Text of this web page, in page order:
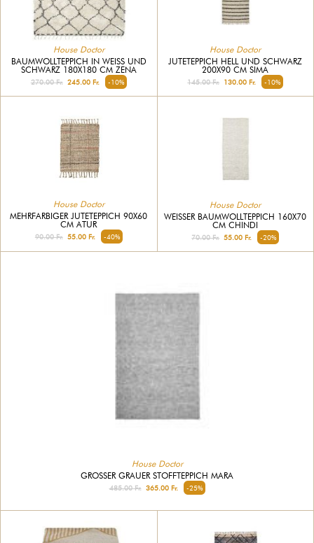
House Doctor
BAUMWOLLTEPPICH IN WEISS UND S
CHWARZ 180X180 CM ZENA
270.00 Fr.245.00 Fr. -10%
House Doctor
JUTETEPPICH HELL UND SCHWARZ
200X90 CM SIMA
145.00 Fr. 130.00 Fr. -10%
House Doctor
MEHRFARBIGER JUTETEPPICH 90X60
CM ATUR
90.00 Fr.55.00 Fr. -40%
House Doctor
WEISSER BAUMWOLLTEPPICH 160X70 C
M CHINDI
70.00 Fr. 55.00 Fr. -20%
House Doctor
GROSSER GRAUER STOFFTEPPICH MARA
485.00 Fr.365.00 Fr. -25%